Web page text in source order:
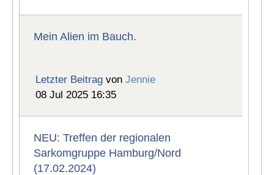
Mein Alien im Bauch.
Letzter Beitrag vonJennie
08 Jul 2025 16:35
NEU: Treffen der regionalen
Sarkomgruppe Hamburg/Nord
(17.02.2024)